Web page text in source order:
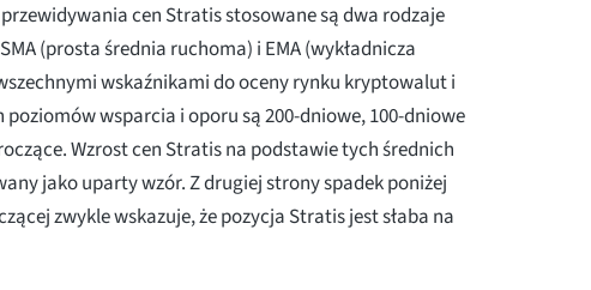
cen Stratis stosowane są dwa rodzaje
(prosta średnia ruchoma) i EMA (wykładnicza
wskaźnikami do oceny rynku kryptowalut i
wsparcia i oporu są 200-dniowe, 100-dniowe
Wzrost cen Stratis na podstawie tych średnich
jako uparty wzór. Z drugiej strony spadek poniżej
zwykle wskazuje, że pozycja Stratis jest słaba na